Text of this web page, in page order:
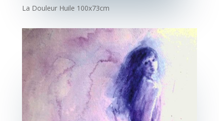
La Douleur Huile 100x73cm